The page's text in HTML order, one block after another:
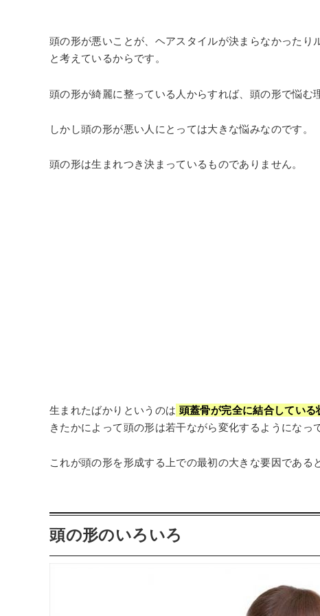
頭の形が悪いことが、ヘアスタイルが決まらなかった
と考えているからです。
頭の形が綺麗に整っている人からすれば、頭の形で悩む
しかし頭の形が悪い人にとっては大きな悩みなのです。
頭の形は生まれつき決まっているものでありません。
生まれたばかりというのは 頭蓋骨が完全に結合している
きたかによって頭の形は若干ながら変化するようになっ
これが頭の形を形成する上での最初の大きな要因である
️頭の形のいろいろ